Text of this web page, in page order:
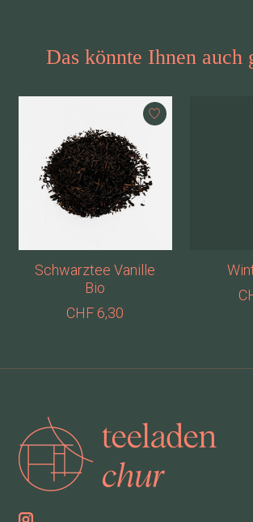
Das könnte Ihnen auch
Produkt-Karussell-Artikel
Schwarztee Vanille
Bio
CHF 6,30